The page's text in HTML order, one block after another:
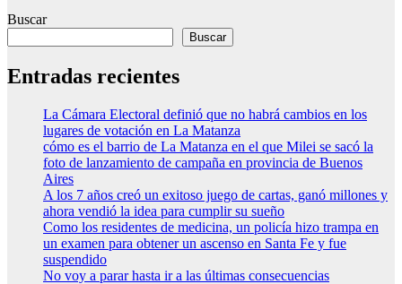
Buscar
Buscar
Entradas recientes
La Cámara Electoral definió que no habrá cambios en los
lugares de votación en La Matanza
cómo es el barrio de La Matanza en el que Milei se sacó la
foto de lanzamiento de campaña en provincia de Buenos
Aires
A los 7 años creó un exitoso juego de cartas, ganó millones y
ahora vendió la idea para cumplir su sueño
Como los residentes de medicina, un policía hizo trampa en
un examen para obtener un ascenso en Santa Fe y fue
suspendido
No voy a parar hasta ir a las últimas consecuencias